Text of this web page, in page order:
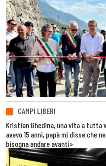
CAMPI LIBERI
Kristian Ghedina, una vita a tutta
avevo 15 anni, papà mi disse che
bisogna andare avanti»